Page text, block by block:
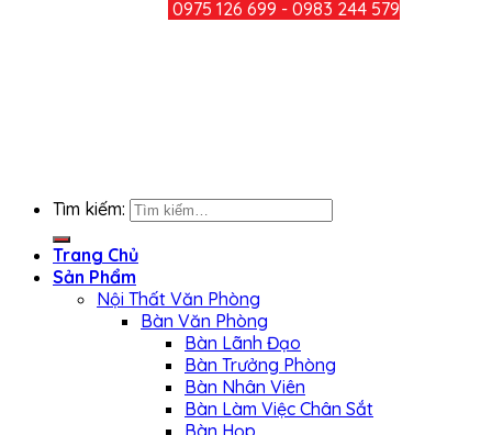
0975 126 699 - 0983 244 579
Tìm kiếm:
Trang Chủ
Sản Phẩm
Nội Thất Văn Phòng
Bàn Văn Phòng
Bàn Lãnh Đạo
Bàn Trưởng Phòng
Bàn Nhân Viên
Bàn Làm Việc Chân Sắt